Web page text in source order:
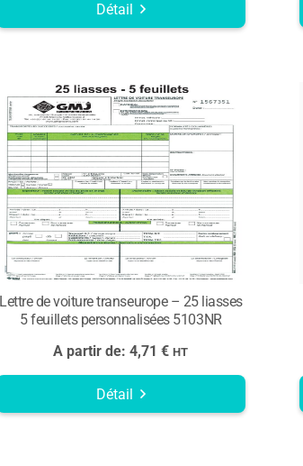
Détail
Lettre de voiture transeurope – 25 liasses
5 feuillets personnalisées 5103NR
A partir de:4,71€ HT
Détail